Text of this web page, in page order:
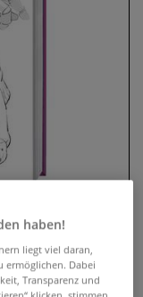
haben!
liegt viel daran,
ermöglichen. Dabei
Transparenz und